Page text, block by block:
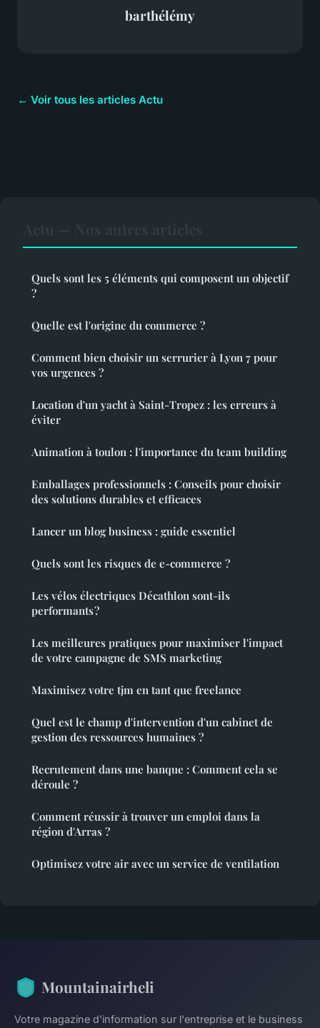
barthélémy
← Voir tous les articles Actu
Quels sont les 5 éléments qui composent un objectif
?
Quelle est l'origine du commerce ?
Comment bien choisir un serrurier à Lyon 7 pour
vos urgences ?
Location d'un yacht à Saint-Tropez : les erreurs à
éviter
Animation à toulon : l'importance du team building
Emballages professionnels : Conseils pour choisir
des solutions durables et efficaces
Lancer un blog business : guide essentiel
Quels sont les risques de e-commerce ?
Les vélos électriques Décathlon sont-ils
performants ?
Les meilleures pratiques pour maximiser l'impact
de votre campagne de SMS marketing
Maximisez votre tjm en tant que freelance
Quel est le champ d'intervention d'un cabinet de
gestion des ressources humaines ?
Recrutement dans une banque : Comment cela se
déroule ?
Comment réussir à trouver un emploi dans la
région d'Arras ?
Optimisez votre air avec un service de ventilation
Mountainairheli
Votre magazine d'information sur l'entreprise et le business